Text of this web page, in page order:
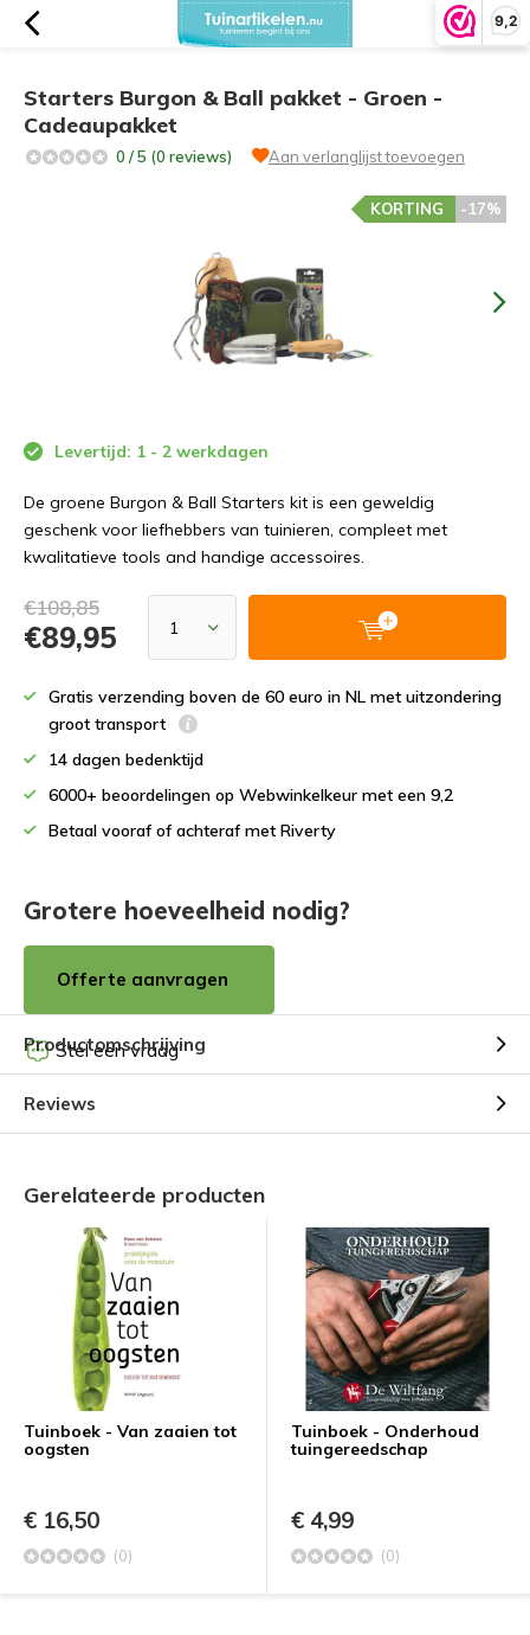
9,2
Starters Burgon & Ball pakket - Groen -
Cadeaupakket
0 / 5 (0 reviews) Aan verlanglijst toevoegen
-17%
KORTING
Levertijd: 1 - 2 werkdagen
De groene Burgon & Ball Starters kit is een geweldig
geschenk voor liefhebbers van tuinieren, compleet met
kwalitatieve tools and handige accessoires.
€108,85
€89,95
Gratis verzending boven de 60 euro in NL met uitzondering
groot transport
14 dagen bedenktijd
6000+ beoordelingen op Webwinkelkeur met een 9,2
Betaal vooraf of achteraf met Riverty
Grotere hoeveelheid nodig?
Offerte aanvragen
Stel een vraag
Productomschrijving
Reviews
Gerelateerde producten
Tuinboek - Van zaaien tot
oogsten
€ 16,50
(0)
Tuinboek - Onderhoud
tuingereedschap
€ 4,99
(0)